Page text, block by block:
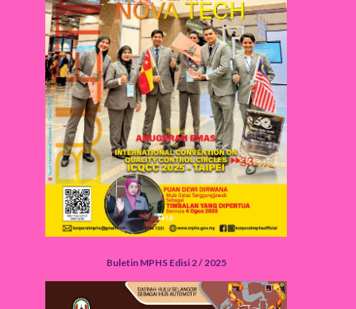
Buletin MPHS Edisi 2 / 2025